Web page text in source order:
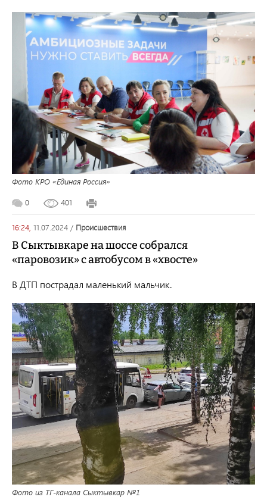
Фото КРО «Единая Россия»
0 401
16:24, 11.07.2024 / происшествия
В Сыктывкаре на шоссе собрался
«паровозик» с автобусом в «хвосте»
В ДТП пострадал маленький мальчик.
Фото из ТГ-канала Сыктывкар №1